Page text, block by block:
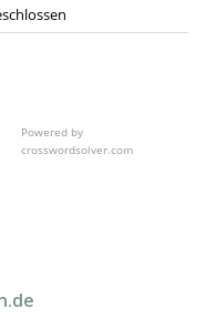
Powered by
crosswordsolver.com